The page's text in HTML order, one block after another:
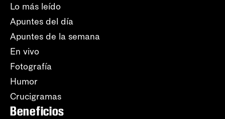
Lo más leído
Apuntes del día
Apuntes de la semana
En vivo
Fotografía
Humor
Crucigramas
Beneficios